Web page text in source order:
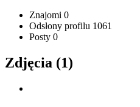
Znajomi 0
Odsłony profilu 1061
Posty 0
Zdjęcia (1)